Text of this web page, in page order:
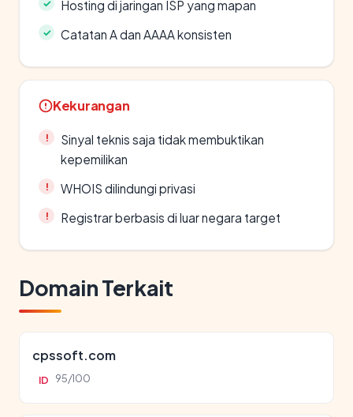
Hosting di jaringan ISP yang mapan
Catatan A dan AAAA konsisten
Kekurangan
Sinyal teknis saja tidak membuktikan
kepemilikan
WHOIS dilindungi privasi
Registrar berbasis di luar negara target
Domain Terkait
cpssoft.com
ID 95/100